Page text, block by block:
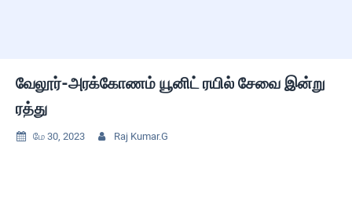
வேலூர்-அரக்கோணம் யூனிட் ரயில் சேவை இன்று
ரத்து
 மே 30, 2023  Raj Kumar.G